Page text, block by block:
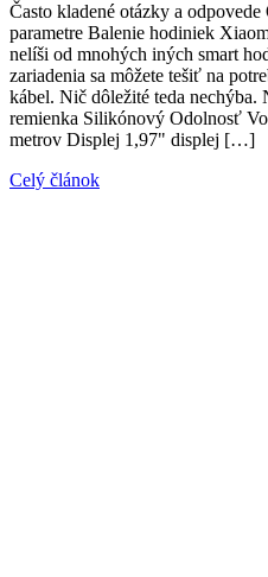
Často kladené otázky a
parametre Balenie hodiniek
nelíši od mnohých iných smart
zariadenia sa môžete tešiť na
kábel. Nič dôležité teda nechýba.
remienka Silikónový Odolnosť
metrov Displej 1,97" displej […]
Celý článok